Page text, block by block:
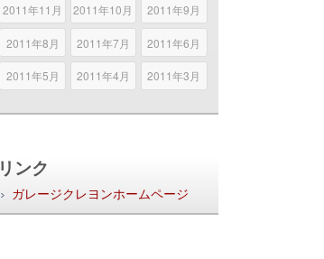
2011年11月 2011年10月 2011年9月
2011年8月 2011年7月 2011年6月
2011年5月 2011年4月 2011年3月
リンク
ガレージクレヨンホームページ